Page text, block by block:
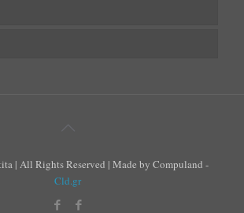
| All Rights Reserved | Made by Compuland -
Cld.gr